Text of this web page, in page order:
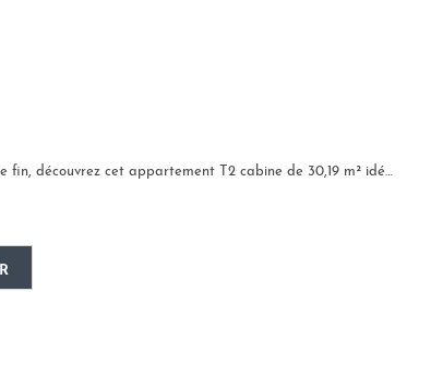
cet appartement T2 cabine de 30,19 m² idéalement situé au cœur...